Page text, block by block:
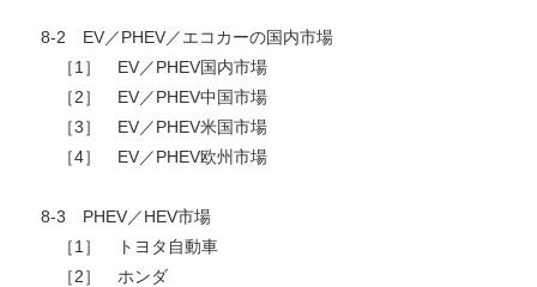
8-2 EV／PHEV／エコカーの国内市場
［1］ EV／PHEV国内市場
［2］ EV／PHEV中国市場
［3］ EV／PHEV米国市場
［4］ EV／PHEV欧州市場
8-3 PHEV／HEV市場
［1］ トヨタ自動車
［2］ ホンダ